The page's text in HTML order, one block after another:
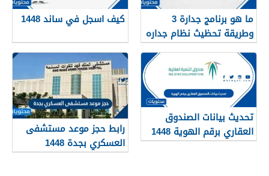
ما هو برنامج جدارة 3
وطريقة تحظيث نظام جداره
1448
كيف اسجل في ساند 1448
تحديث بيانات الصندوق
العقاري برقم الهوية 1448
الرابط والخطوات
رابط حجز موعد مستشفى
العسكري بجدة 1448